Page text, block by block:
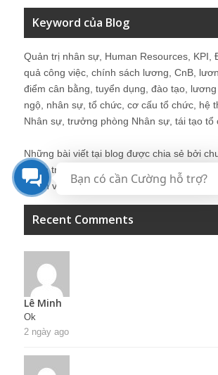
Keyword của Blog
Quản trị nhân sự, Human Resources, KPI,
quả công việc, chính sách lương, CnB,
điểm cân bằng, tuyển dụng, đào tạo,
ngộ, nhân sự, tổ chức, cơ cấu tổ chức, hệ
Nhân sự, trưởng phòng Nhân sự, tái tạo tổ
Những bài viết tại blog được chia sẻ bởi
Quản trị Nhân sự Nguyễn Hùng Cường (
thành viên khác trong cộng đồng Nhân sự.
Recent Comments
Lê Minh
Ok
2 ngày ago
Bạn có cần Cường hỗ trợ?